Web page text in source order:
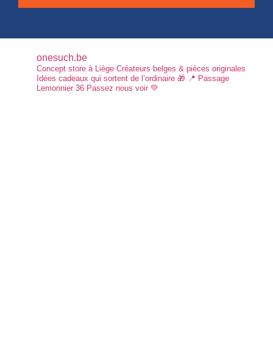
onesuch.be
Concept store à Liège Créateurs belges & pièces originales
Idées cadeaux qui sortent de l’ordinaire 🎁 📍 Passage
Lemonnier 36 Passez nous voir 💚